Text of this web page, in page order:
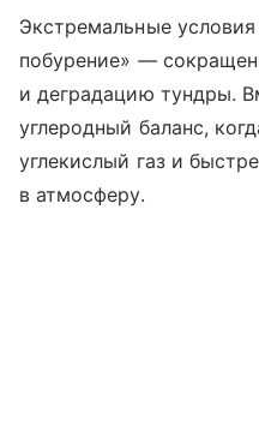
Экстремальные
побурение» —
и деградацию тундры.
углеродный баланс,
углекислый газ и
в атмосферу.